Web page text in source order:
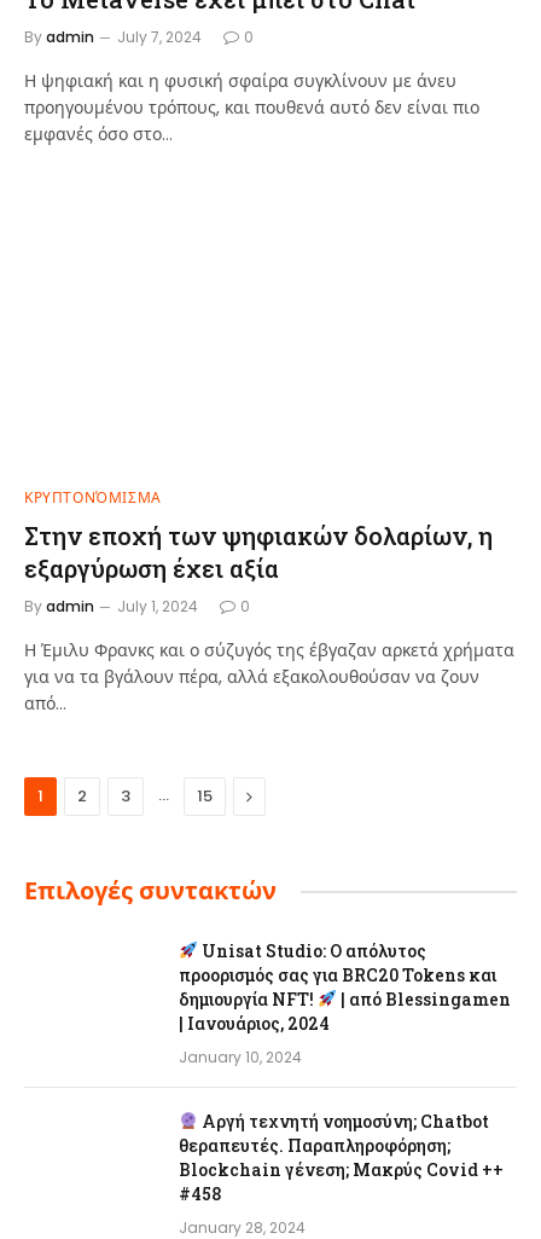
Byadmin July 7, 2024 0
Η ψηφιακή και η φυσική σφαίρα συγκλίνουν με άνευ
προηγουμένου τρόπους, και πουθενά αυτό δεν είναι πιο
εμφανές όσο στο…
ΚΡΥΠΤΟΝΌΜΙΣΜΑ
Στην εποχή των ψηφιακών δολαρίων, η
εξαργύρωση έχει αξία
Byadmin July 1, 2024 0
Η Έμιλυ Φρανκς και ο σύζυγός της έβγαζαν αρκετά χρήματα
για να τα βγάλουν πέρα, αλλά εξακολουθούσαν να ζουν
από…
1 2 3 … 15 Next
Επιλογές συντακτών
Unisat Studio: Ο απόλυτος
προορισμός σας για BRC20 Tokens και
δημιουργία NFT!
| από Blessingamen
| Ιανουάριος, 2024
January 10, 2024
Αργή τεχνητή νοημοσύνη; Chatbot
θεραπευτές. Παραπληροφόρηση;
Blockchain γένεση; Μακρύς Covid ++
#458
January 28, 2024